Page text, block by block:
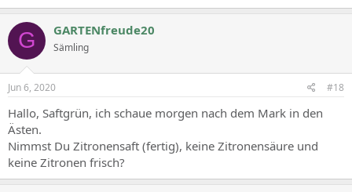
G GARTENfreude20
Sämling
Jun 6, 2020 #18
Hallo, Saftgrün, ich schaue morgen nach dem Mark in den
Ästen.
Nimmst Du Zitronensaft (fertig), keine Zitronensäure und
keine Zitronen frisch?